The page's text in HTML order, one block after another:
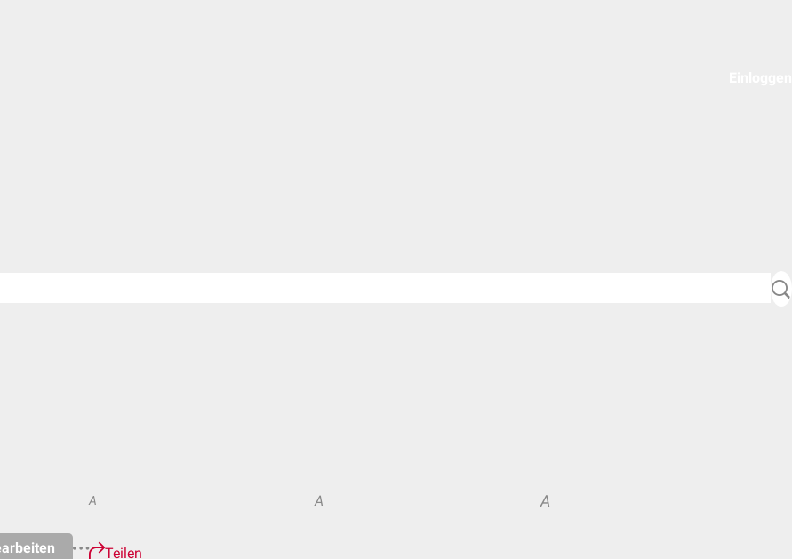
A A A
Teilen